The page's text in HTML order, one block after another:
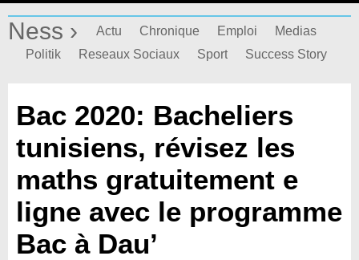
Ness › Actu Chronique Emploi
Medias
Politik
Reseaux Sociaux Sport Success Story
Bac 2020: Bacheliers
tunisiens, révisez les
maths gratuitement e
ligne avec le programme
Bac à Dau’